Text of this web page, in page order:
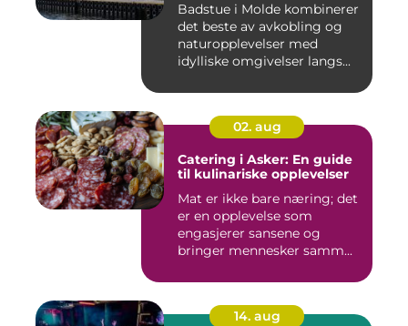
Badstue i Molde kombinerer
det beste av avkobling og
naturopplevelser med
idylliske omgivelser langs...
02. aug
Catering i Asker: En guide
til kulinariske opplevelser
Mat er ikke bare næring; det
er en opplevelse som
engasjerer sansene og
bringer mennesker samm...
14. aug